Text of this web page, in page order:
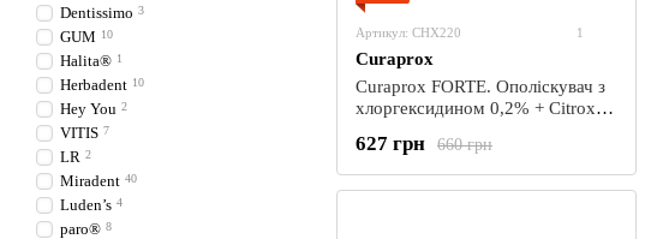
Артикул: CHX220 1
Curaprox
Curaprox FORTE. Ополіскувач з
хлоргексидином 0,2% + Citrox®,
660 грн
627 грн
Dentissimo 3
GUM 10
Halita® 1
Herbadent 10
Hey You 2
VITIS 7
LR 2
Miradent 40
Luden’s 4
paro® 8